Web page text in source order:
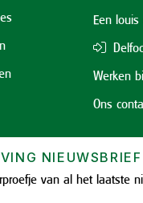
Een
Werken
Ons
NIEUWSBRIEF
van al het laatste